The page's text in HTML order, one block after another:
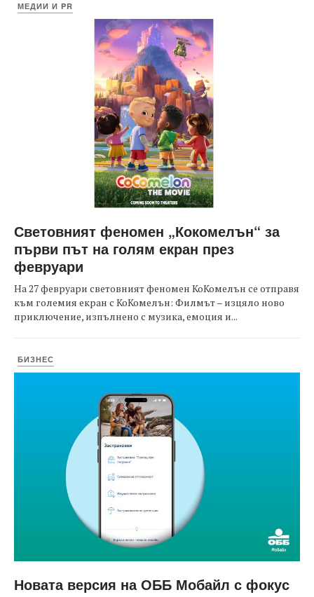
МЕДИИ И PR
Световният феномен „Кокомелън“ за
първи път на голям екран през
февруари
На 27 февруари световният феномен КоКомелън се отправя
към големия екран с КоКомелън: Филмът – изцяло ново
приключение, изпълнено с музика, емоция и...
БИЗНЕС
Новата версия на ОББ Мобайл с фокус